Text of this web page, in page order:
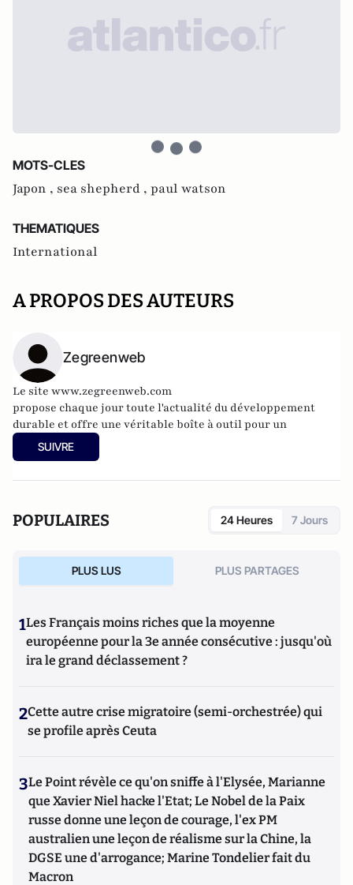
MOTS-CLES
Japon , sea shepherd , paul watson
THEMATIQUES
International
A PROPOS DES AUTEURS
Zegreenweb
Le site www.zegreenweb.com
propose chaque jour toute l'actualité du développement
durable et offre une véritable boîte à outil pour un
quotidien plus soucieux de la planète (écogestes, recettes de
cuisine bio, guide des restos bio, espace emplois verts,
SUIVRE
POPULAIRES 24 Heures 7 Jours
PLUS LUS PLUS PARTAGES
1Les Français moins riches que la moyenne
européenne pour la 3e année consécutive : jusqu'où
ira le grand déclassement ?
2Cette autre crise migratoire (semi-orchestrée) qui
se profile après Ceuta
3Le Point révèle ce qu'on sniffe à l'Elysée, Marianne
que Xavier Niel hacke l'Etat; Le Nobel de la Paix
russe donne une leçon de courage, l'ex PM
australien une leçon de réalisme sur la Chine, la
DGSE une d'arrogance; Marine Tondelier fait du
Macron